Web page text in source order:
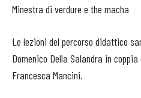
Minestra di verdure e the macha
Le lezioni del percorso didattico
Domenico Della Salandra in
Francesca Mancini.